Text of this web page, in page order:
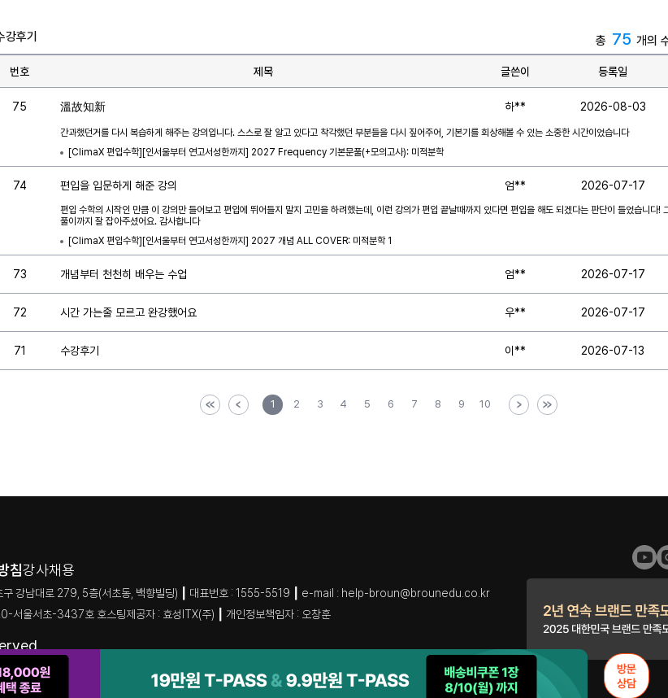
강후기 총 75 개의
번호 제목 글쓴이 등록일
75 溫故知新 하** 2026-08-03
간과했던거를 다시 복습하게 해주는 강의입니다. 스스로 잘 알고 있다고 착각했던 부분들을 다시 짚어주어, 기본기를 회상해볼 수 있는 소중한 시간이었습니다
[ClimaX 편입수학][인서울부터 연고서성한까지] 2027 Frequency 기본문풀(+모의고사): 미적분학
74 편입을 입문하게 해준 강의 엄** 2026-07-17
편입 수학의 시작인 만큼 이 강의만 들어보고 편입에 뛰어들지 말지 고민을 하려했는데, 이런 강의가 편입 끝날때까지 있다면 편입을 해도 되겠다는 판단이 들었습니다!
풀이까지 잘 잡아주셨어요. 감사합니다
[ClimaX 편입수학][인서울부터 연고서성한까지] 2027 개념 ALL COVER: 미적분학 1
73 개념부터 천천히 배우는 수업 엄** 2026-07-17
72 시간 가는줄 모르고 완강했어요 우** 2026-07-17
71 수강후기 이** 2026-07-13
1 2 3 4 5 6 7 8 9 10
침강사채용
초구 강남대로 279, 5층(서초동, 백향빌딩) ┃ 대표번호 : 1555-5519 ┃ e-mail : help-broun@brounedu.co.kr
울서초-3437호 호스팅제공자 : 효성ITX(주) ┃ 개인정보책임자 : 오창훈